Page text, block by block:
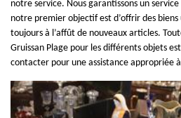
notre service. Nous garantissons un
notre premier objectif est d’offrir des
toujours à l’affût de nouveaux articles.
Gruissan Plage pour les différents objets
contacter pour une assistance appropriée